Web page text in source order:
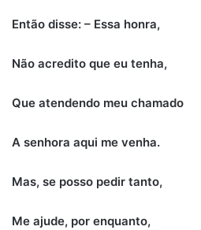
Então disse: – Essa honra,
Não acredito que eu tenha,
Que atendendo meu chamado
A senhora aqui me venha.
Mas, se posso pedir tanto,
Me ajude, por enquanto,